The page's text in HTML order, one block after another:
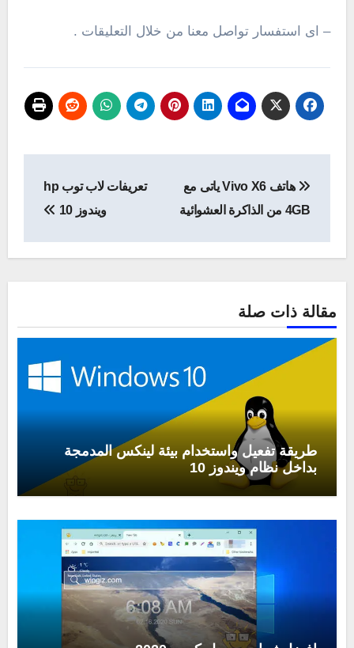
– اى استفسار تواصل معنا من خلال التعليقات .
المقالات
هاتف Vivo X6 ياتى مع
4GB من الذاكرة العشوائية
تعريفات لاب توب hp
ويندوز 10
مقالة ذات صلة
طريقة تفعيل واستخدام بيئة لينكس المدمجة
بداخل نظام ويندوز 10